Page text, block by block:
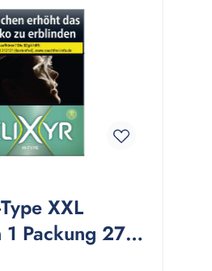
XXL
Packung 27